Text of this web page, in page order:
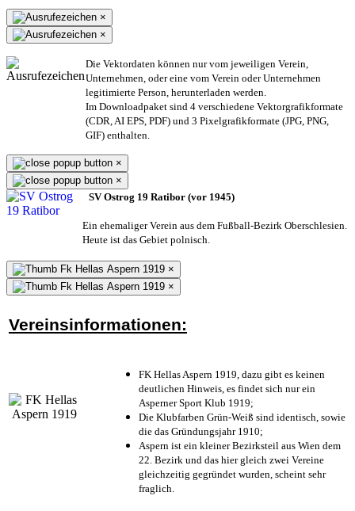
×
×
Die Vektordaten können nur vom jeweiligen Verein,
Unternehmen, oder eine vom Verein oder Unternehmen
legitimierte Person, herunterladen werden.
Im Downloadpaket sind 4 verschiedene Vektorgrafikformate
(CDR, AI EPS, PDF) und 3 Pixelgrafikformate (JPG, PNG,
GIF) enthalten.
×
×
SV Ostrog 19 Ratibor (vor 1945)
Ein ehemaliger Verein aus dem Fußball-Bezirk Oberschlesien.
Heute ist das Gebiet polnisch.
×
×
Vereinsinformationen:
FK Hellas Aspern 1919, dazu gibt es keinen
deutlichen Hinweis, es findet sich nur ein
Asperner Sport Klub 1919;
Die Klubfarben Grün-Weiß sind identisch, sowie
die das Gründungsjahr 1910;
Aspern ist ein kleiner Bezirksteil aus Wien dem
22. Bezirk und das hier gleich zwei Vereine
gleichzeitig gegründet wurden, scheint sehr
fraglich.